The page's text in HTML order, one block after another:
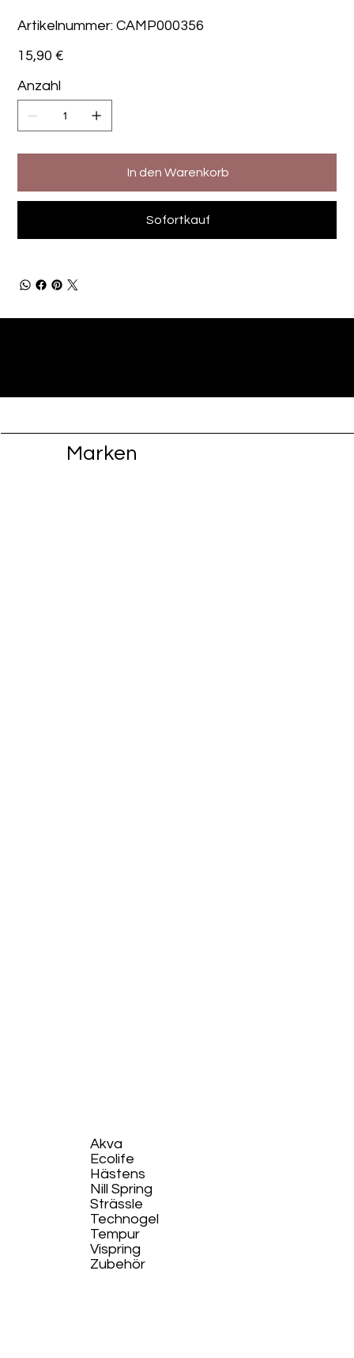
Artikelnummer: Artikelnummer:
CAMP000356
CAMP000356
Preis
15,90 €
Anzahl
In den Warenkorb
Sofortkauf
Marken
Akva
Ecolife​
Hästens
Nill Spring
Strässle
Technogel
Tempur
Vispring
Zubehör